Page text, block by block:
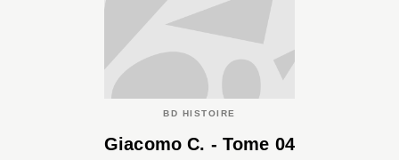
BD HISTOIRE
Giacomo C. - Tome 04